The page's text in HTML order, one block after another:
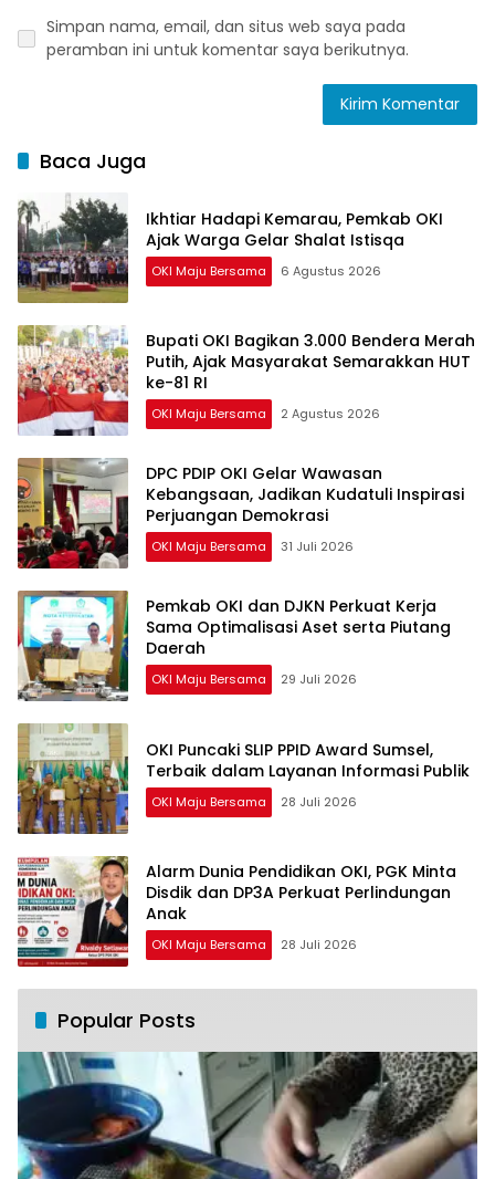
Simpan nama, email, dan situs web saya pada
peramban ini untuk komentar saya berikutnya.
Baca Juga
Ikhtiar Hadapi Kemarau, Pemkab OKI
Ajak Warga Gelar Shalat Istisqa
OKI Maju Bersama 6 Agustus 2026
Bupati OKI Bagikan 3.000 Bendera Merah
Putih, Ajak Masyarakat Semarakkan HUT
ke-81 RI
OKI Maju Bersama 2 Agustus 2026
DPC PDIP OKI Gelar Wawasan
Kebangsaan, Jadikan Kudatuli Inspirasi
Perjuangan Demokrasi
OKI Maju Bersama 31 Juli 2026
Pemkab OKI dan DJKN Perkuat Kerja
Sama Optimalisasi Aset serta Piutang
Daerah
OKI Maju Bersama 29 Juli 2026
OKI Puncaki SLIP PPID Award Sumsel,
Terbaik dalam Layanan Informasi Publik
OKI Maju Bersama 28 Juli 2026
Alarm Dunia Pendidikan OKI, PGK Minta
Disdik dan DP3A Perkuat Perlindungan
Anak
OKI Maju Bersama 28 Juli 2026
Popular Posts